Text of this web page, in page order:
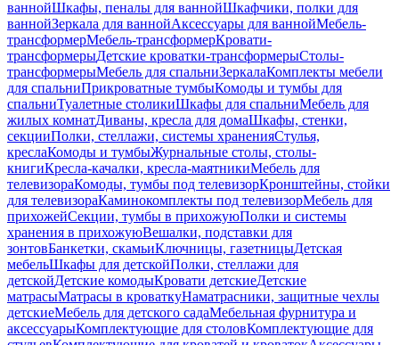
ваннойШкафы, пеналы для ваннойШкафчики, полки для
ваннойЗеркала для ваннойАксессуары для ваннойМебель-
трансформерМебель-трансформерКровати-
трансформерыДетские кроватки-трансформерыСтолы-
трансформерыМебель для спальниЗеркалаКомплекты мебели
для спальниПрикроватные тумбыКомоды и тумбы для
спальниТуалетные столикиШкафы для спальниМебель для
жилых комнатДиваны, кресла для домаШкафы, стенки,
секцииПолки, стеллажи, системы храненияСтулья,
креслаКомоды и тумбыЖурнальные столы, столы-
книгиКресла-качалки, кресла-маятникиМебель для
телевизораКомоды, тумбы под телевизорКронштейны, стойки
для телевизораКаминокомплекты под телевизорМебель для
прихожейСекции, тумбы в прихожуюПолки и системы
хранения в прихожуюВешалки, подставки для
зонтовБанкетки, скамьиКлючницы, газетницыДетская
мебельШкафы для детскойПолки, стеллажи для
детскойДетские комодыКровати детскиеДетские
матрасыМатрасы в кроваткуНаматрасники, защитные чехлы
детскиеМебель для детского садаМебельная фурнитура и
аксессуарыКомплектующие для столовКомплектующие для